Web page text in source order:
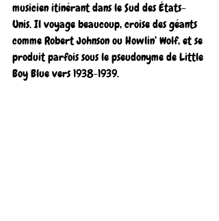
musicien itinérant dans le Sud des États-
Unis. Il voyage beaucoup, croise des géants
comme Robert Johnson ou Howlin’ Wolf, et se
produit parfois sous le pseudonyme de Little
Boy Blue vers 1938-1939.